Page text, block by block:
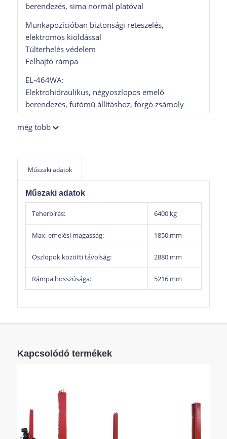
berendezés, sima normál platóval
Munkapozícióban biztonsági reteszelés,
elektromos kioldással
Túlterhelés védelem
Felhajtó rámpa
EL-464WA:
Elektrohidraulikus, négyoszlopos emelő
berendezés, futómű állításhoz, forgó zsámoly
előkészítéssel, telepített hátsó csúszó lappal,
segédemelővel.
elektromos kioldással
Túlterhelés védelem
még több
Műszaki adatok
Műszaki adatok
Teherbírás: 6400 kg
Max. emelési magasság: 1850 mm
Oszlopok közötti távolság: 2880 mm
Rámpa hosszúsága: 5216 mm
Kapcsolódó termékek